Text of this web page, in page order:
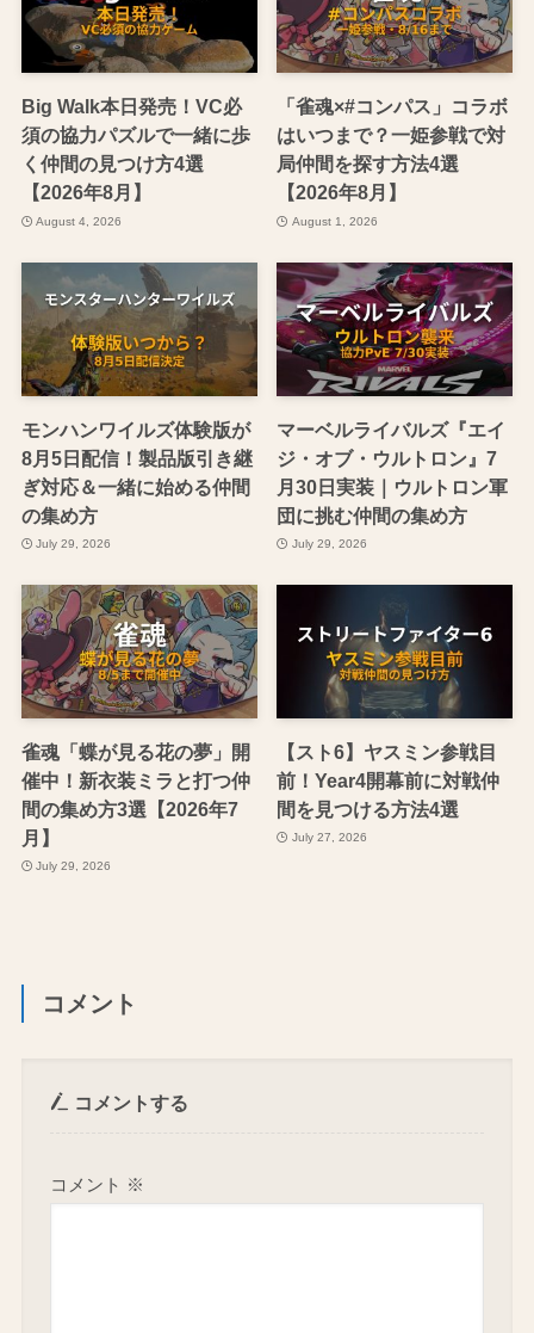
Big Walk本日発売！VC必
須の協力パズルで一緒に歩
く仲間の見つけ方4選
【2026年8月】
August 4, 2026
「雀魂×#コンパス」コラボ
はいつまで？一姫参戦で対
局仲間を探す方法4選
【2026年8月】
August 1, 2026
モンハンワイルズ体験版が
8月5日配信！製品版引き継
ぎ対応＆一緒に始める仲間
の集め方
July 29, 2026
マーベルライバルズ『エイ
ジ・オブ・ウルトロン』7
月30日実装｜ウルトロン軍
団に挑む仲間の集め方
July 29, 2026
雀魂「蝶が見る花の夢」開
催中！新衣装ミラと打つ仲
間の集め方3選【2026年7
月】
July 29, 2026
【スト6】ヤスミン参戦目
前！Year4開幕前に対戦仲
間を見つける方法4選
July 27, 2026
コメント
コメントする
コメント ※